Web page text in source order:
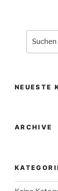
NEUESTE
ARCHIVE